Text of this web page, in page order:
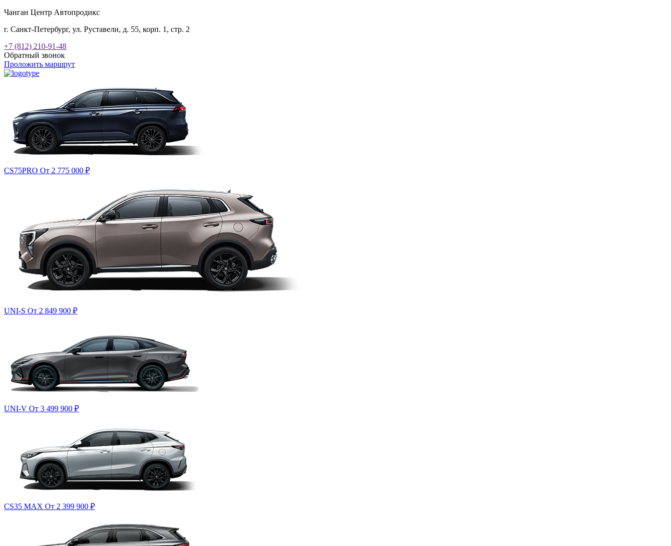
Чанган Центр Автопродикс
г. Санкт-Петербург, ул. Руставели, д. 55, корп. 1, стр. 2
+7 (812) 210-91-48
Обратный звонок
Проложить маршрут
CS75PRO От 2 775 000 ₽
UNI-S От 2 849 900 ₽
UNI-V От 3 499 900 ₽
CS35 MAX От 2 399 900 ₽